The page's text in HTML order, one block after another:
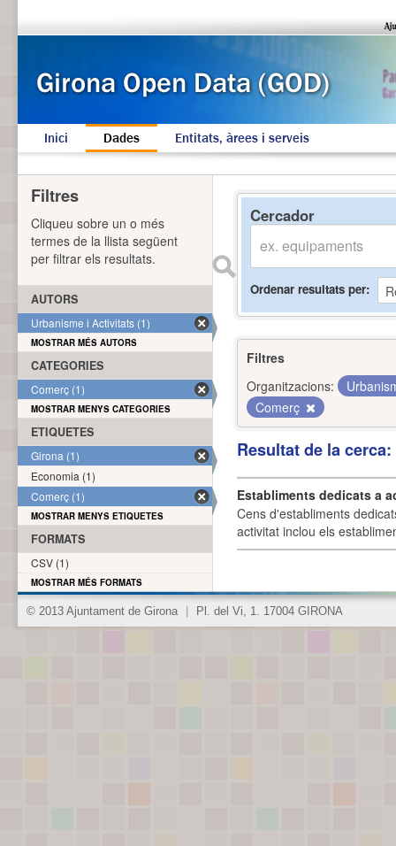
Inici Dades Entitats, àrees i serveis
Cercador
Ordenar resultats per
Filtres
Organitzacions:
Comerç
Resultat de la
Establiments dedicats a
Cens d'establiments
activitat inclou els
Filtres
Cliqueu sobre un o més
termes de la llista següent
per filtrar els resultats.
AUTORS
Urbanisme i Activitats (1)
MOSTRAR MÉS AUTORS
CATEGORIES
Comerç (1)
MOSTRAR MENYS CATEGORIES
ETIQUETES
Girona (1)
Economia (1)
Comerç (1)
MOSTRAR MENYS ETIQUETES
FORMATS
CSV (1)
MOSTRAR MÉS FORMATS
© 2013 Ajuntament de Girona Pl. del Vi, 1. 17004 GIRONA